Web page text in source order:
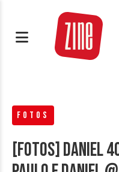
FOTOS
[FOTOS] Daniel